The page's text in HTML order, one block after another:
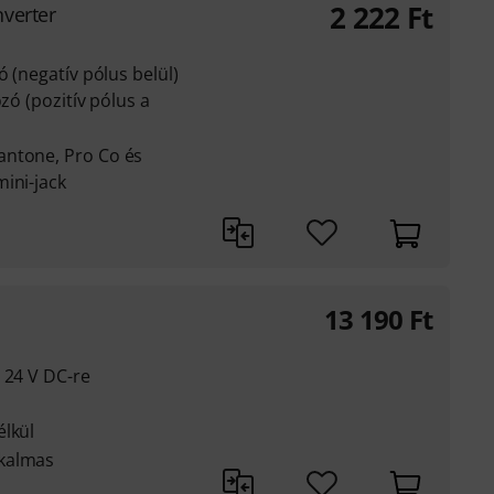
(negatív pólus belül)
(pozitív pólus a
Pro Co és
jack
2 222 Ft
V DC-re
13 190 Ft